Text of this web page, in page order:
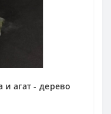
агат - дерево